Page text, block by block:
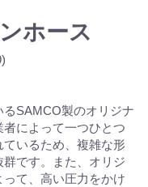
ホース
(2017-2019)
SAMCO製のオリジナ
によって一つひとつ
いるため、複雑な形
です。また、オリジ
て、高い圧力をかけ